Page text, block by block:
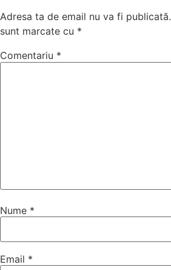
Adresa ta de email nu va fi publicată.
sunt marcate cu *
Comentariu *
Nume *
Email *